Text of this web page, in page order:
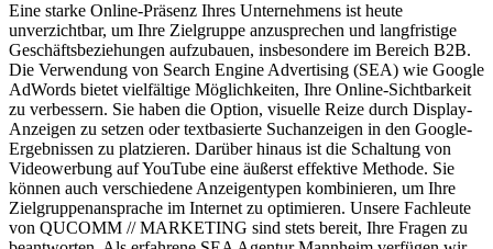
Eine starke Online-Präsenz Ihres Unternehmens ist heute
unverzichtbar, um Ihre Zielgruppe anzusprechen und langfristige
Geschäftsbeziehungen aufzubauen, insbesondere im Bereich B2B.
Die Verwendung von Search Engine Advertising (SEA) wie Google
AdWords bietet vielfältige Möglichkeiten, Ihre Online-Sichtbarkeit
zu verbessern. Sie haben die Option, visuelle Reize durch Display-
Anzeigen zu setzen oder textbasierte Suchanzeigen in den Google-
Ergebnissen zu platzieren. Darüber hinaus ist die Schaltung von
Videowerbung auf YouTube eine äußerst effektive Methode. Sie
können auch verschiedene Anzeigentypen kombinieren, um Ihre
Zielgruppenansprache im Internet zu optimieren. Unsere Fachleute
von QUCOMM // MARKETING sind stets bereit, Ihre Fragen zu